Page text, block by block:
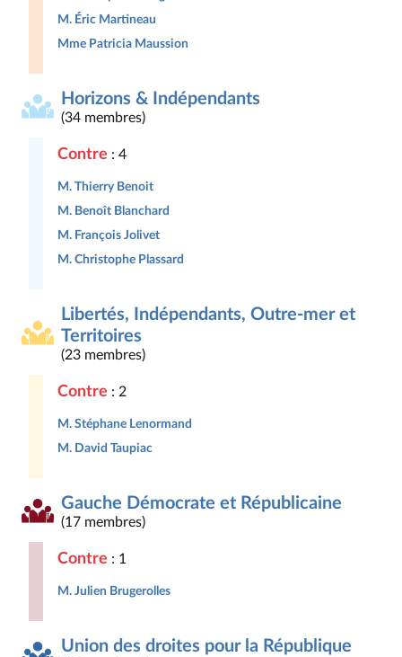
M. Éric Martineau
Mme Patricia Maussion
Horizons & Indépendants
(34 membres)
Contre : 4
M. Thierry Benoit
M. Benoît Blanchard
M. François Jolivet
M. Christophe Plassard
Libertés, Indépendants, Outre-mer et
Territoires
(23 membres)
Contre : 2
M. Stéphane Lenormand
M. David Taupiac
Gauche Démocrate et Républicaine
(17 membres)
Contre : 1
M. Julien Brugerolles
Union des droites pour la République